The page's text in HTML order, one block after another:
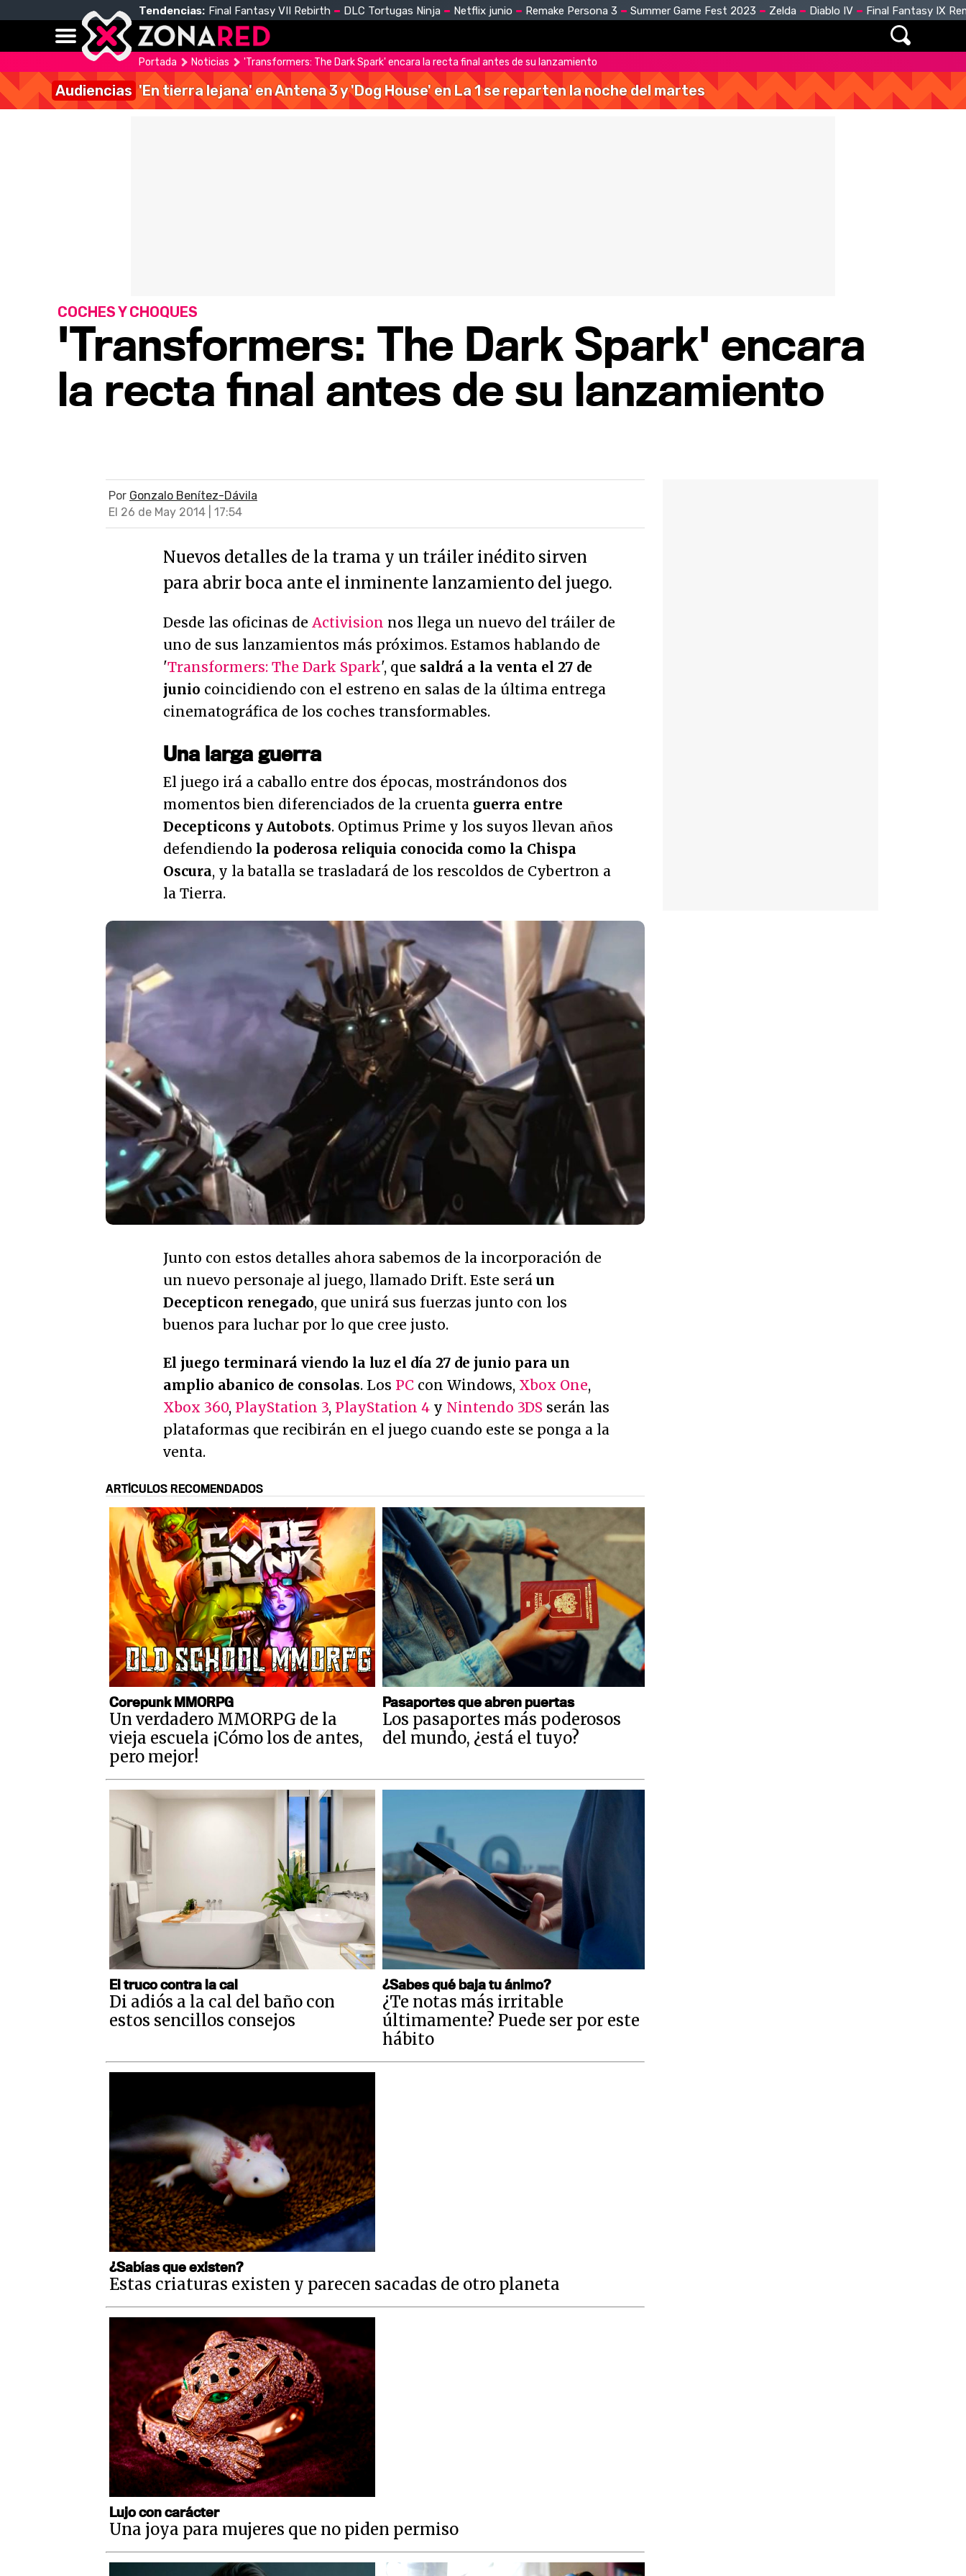
Tendencias: Final Fantasy VII Rebirth DLC Tortugas Ninja Netflix junio Remake Persona 3 Summer Game Fest 2023 Zelda Diablo IV Final Fantasy IX
Portada Noticias 'Transformers: The Dark Spark' encara la recta final antes de su lanzamiento
Audiencias 'En tierra lejana' en Antena 3 y 'Dog House' en La 1 se reparten la noche del martes
'Transformers: The Dark Spark' encara
la recta final antes de su lanzamiento
COCHES Y CHOQUES
Por Gonzalo Benítez-Dávila
El 26 de May 2014 | 17:54
Nuevos detalles de la trama y un tráiler inédito sirven
para abrir boca ante el inminente lanzamiento del juego.
Desde las oficinas de Activision nos llega un nuevo del tráiler de
uno de sus lanzamientos más próximos. Estamos hablando de
'Transformers: The Dark Spark', que saldrá a la venta el 27 de
junio coincidiendo con el estreno en salas de la última entrega
cinematográfica de los coches transformables.
Una larga guerra
El juego irá a caballo entre dos épocas, mostrándonos dos
momentos bien diferenciados de la cruenta guerra entre
Decepticons y Autobots. Optimus Prime y los suyos llevan años
defendiendo la poderosa reliquia conocida como la Chispa
Oscura, y la batalla se trasladará de los rescoldos de Cybertron a
la Tierra.
Junto con estos detalles ahora sabemos de la incorporación de
un nuevo personaje al juego, llamado Drift. Este será un
Decepticon renegado, que unirá sus fuerzas junto con los
buenos para luchar por lo que cree justo.
El juego terminará viendo la luz el día 27 de junio para un
amplio abanico de consolas. Los PC con Windows, Xbox One,
Xbox 360, PlayStation 3, PlayStation 4 y Nintendo 3DS serán las
plataformas que recibirán en el juego cuando este se ponga a la
venta.
ARTÍCULOS RECOMENDADOS
Corepunk MMORPG
Un verdadero MMORPG de la
vieja escuela ¡Cómo los de antes,
pero mejor!
Pasaportes que abren puertas
Los pasaportes más poderosos
del mundo, ¿está el tuyo?
El truco contra la cal
Di adiós a la cal del baño con
estos sencillos consejos
¿Sabes qué baja tu ánimo?
¿Te notas más irritable
últimamente? Puede ser por este
hábito
¿Sabías que existen?
Estas criaturas existen y parecen sacadas de otro planeta
Lujo con carácter
Una joya para mujeres que no piden permiso